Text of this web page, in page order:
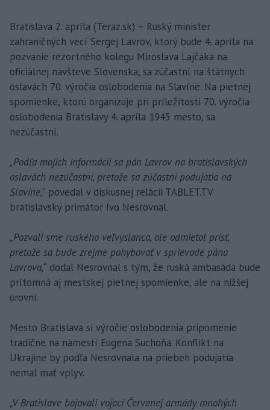
Bratislava 2. apríla (Teraz.sk) – Ruský minister
zahraničných vecí Sergej Lavrov, ktorý bude 4. apríla na
pozvanie rezortného kolegu Miroslava Lajčáka na
oficiálnej návšteve Slovenska, sa zúčastní na štátnych
oslavách 70. výročia oslobodenia na Slavíne. Na pietnej
spomienke, ktorú organizuje pri príležitosti 70. výročia
oslobodenia Bratislavy 4. apríla 1945 mesto, sa
nezúčastní.
„Podľa mojich informácií sa pán Lavrov na bratislavských
oslavách nezúčastní, pretože sa zúčastní podujatia na
Slavíne,“ povedal v diskusnej relácii TABLET.TV
bratislavský primátor Ivo Nesrovnal.
„Pozvali sme ruského veľvyslanca, ale odmietol prísť,
pretože sa bude zrejme pohybovať v sprievode pána
Lavrova,“ dodal Nesrovnal s tým, že ruská ambasáda bude
prítomná aj mestskej pietnej spomienke, ale na nižšej
úrovni.
Mesto Bratislava si výročie oslobodenia pripomenie
tradične na námestí Eugena Suchoňa. Konflikt na
Ukrajine by podľa Nesrovnala na priebeh podujatia
nemal mať vplyv.
„V Bratislave bojovali vojaci Červenej armády mnohých